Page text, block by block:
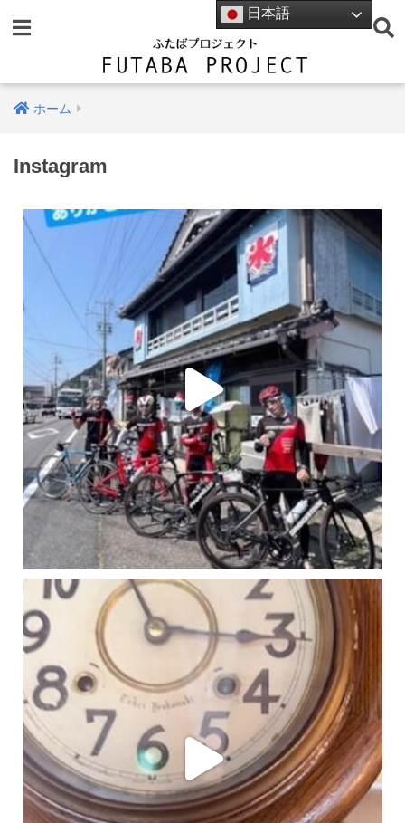
ホーム
Instagram
日本語